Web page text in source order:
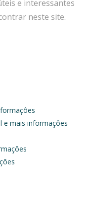
e interessantes
neste site.
e mais informaçôes